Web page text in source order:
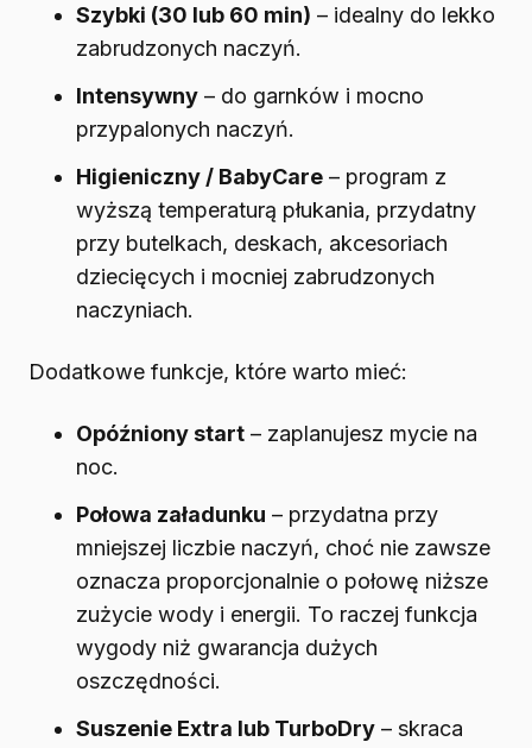
Szybki (30 lub 60 min) – idealny do lekko
zabrudzonych naczyń.
Intensywny – do garnków i mocno
przypalonych naczyń.
Higieniczny / BabyCare – program z
wyższą temperaturą płukania, przydatny
przy butelkach, deskach, akcesoriach
dziecięcych i mocniej zabrudzonych
naczyniach.
Dodatkowe funkcje, które warto mieć:
Opóźniony start – zaplanujesz mycie na
noc.
Połowa załadunku – przydatna przy
mniejszej liczbie naczyń, choć nie zawsze
oznacza proporcjonalnie o połowę niższe
zużycie wody i energii. To raczej funkcja
wygody niż gwarancja dużych
oszczędności.
Suszenie Extra lub TurboDry – skraca